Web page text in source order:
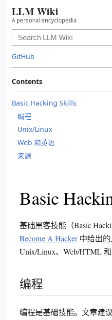
LLM Wiki
A personal encyclopedia
GitHub
Contents
Basic Hacking Skills
编程
Unix/Linux
Web 和英语
来源
Basic
基础黑客技能（Basic
Become A Hacker中给出的
Unix/Linux、Web/HTML
编程
编程是基础技能。文章建